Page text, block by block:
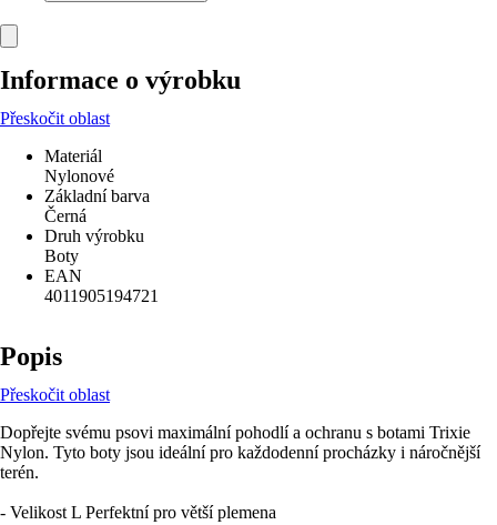
Informace o výrobku
Přeskočit oblast
Materiál
Nylonové
Základní barva
Černá
Druh výrobku
Boty
EAN
4011905194721
Popis
Přeskočit oblast
Dopřejte svému psovi maximální pohodlí a ochranu s botami Trixie
Nylon. Tyto boty jsou ideální pro každodenní procházky i náročnější
terén.
- Velikost L Perfektní pro větší plemena